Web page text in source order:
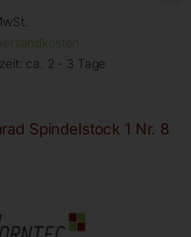
ca. 2 - 3 Tage
Spindelstock 1 Nr. 8